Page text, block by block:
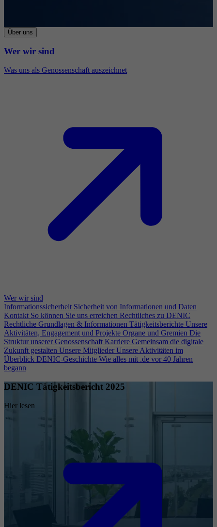
Über uns
Wer wir sind
Was uns als Genossenschaft auszeichnet
Wer wir sind
Informationssicherheit Sicherheit von Informationen und Daten
Kontakt So können Sie uns erreichen Rechtliches zu DENIC
Rechtliche Grundlagen & Informationen Tätigkeitsberichte Unsere
Aktivitäten, Engagement und Projekte Organe und Gremien Die
Struktur unserer Genossenschaft Karriere Gemeinsam die digitale
Zukunft gestalten Unsere Mitglieder Unsere Aktivitäten im
Überblick DENIC-Geschichte Wie alles mit .de vor 40 Jahren
begann
DENIC Tätigkeitsbericht 2025
Hier lesen